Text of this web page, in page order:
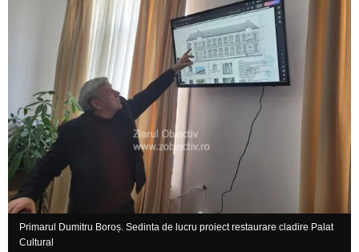
Primarul Dumitru Boroș. Sedinta de lucru proiect restaurare cladire Palat
Cultural